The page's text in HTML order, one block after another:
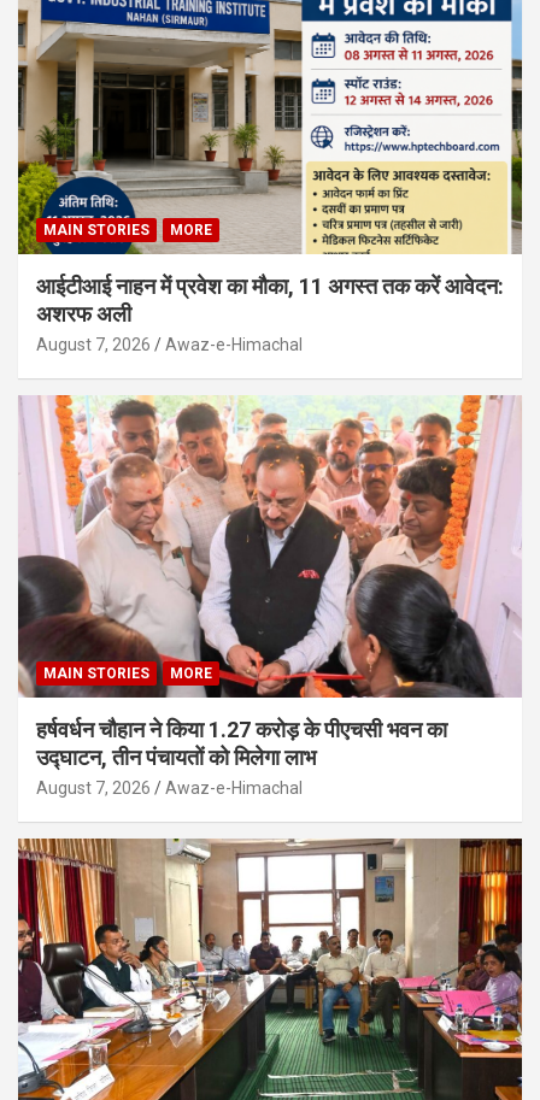
MAIN STORIES MORE
आईटीआई नाहन में प्रवेश का मौका, 11 अगस्त तक करें आवेदन:
अशरफ अली
August 7, 2026 Awaz-e-Himachal
MAIN STORIES MORE
हर्षवर्धन चौहान ने किया 1.27 करोड़ के पीएचसी भवन का
उद्घाटन, तीन पंचायतों को मिलेगा लाभ
August 7, 2026 Awaz-e-Himachal